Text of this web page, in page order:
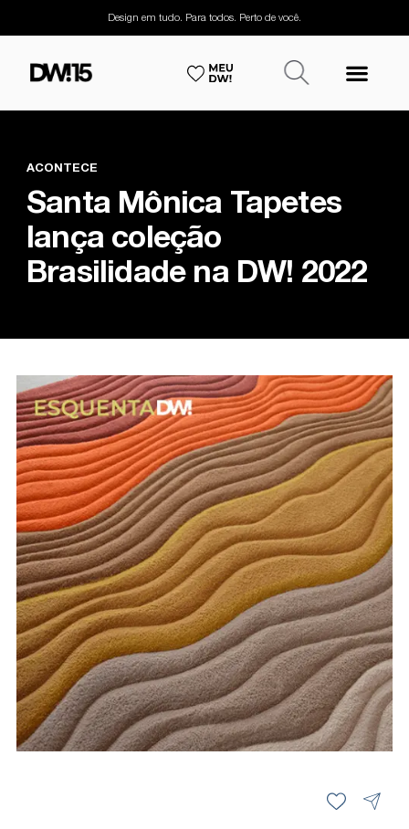
Design em tudo. Para todos. Perto de você.
ACONTECE
Santa Mônica Tapetes
lança coleção
Brasilidade na DW! 2022